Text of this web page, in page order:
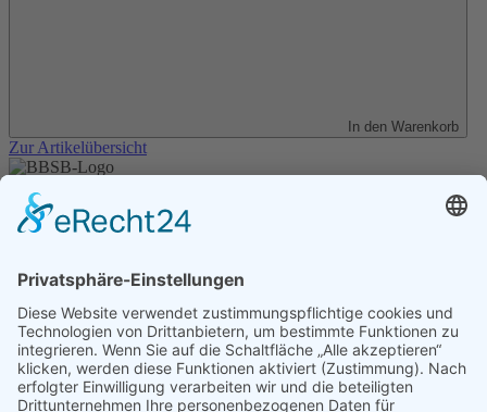
In den Warenkorb
Zur Artikelübersicht
Unser Angebot
Shop
Datenschutz
Kontakt
Transparenzerklärung
BBSB-Inform: täglich aktualisierte Infos